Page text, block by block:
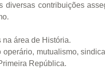
contribuições
área de História.
mutualismo,
República.